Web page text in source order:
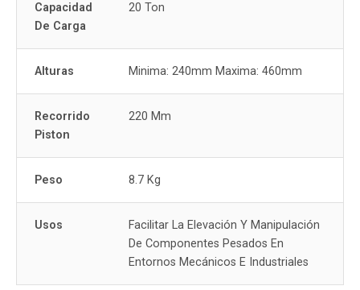
Capacidad
De Carga
20 Ton
Alturas Minima: 240mm Maxima: 460mm
Recorrido
Piston
220 Mm
Peso 8.7 Kg
Usos
Facilitar La Elevación Y Manipulación
De Componentes Pesados En
Entornos Mecánicos E Industriales